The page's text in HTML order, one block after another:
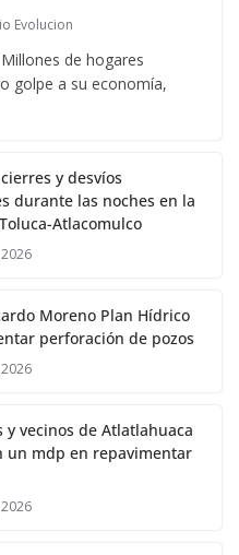
Evolucion
de hogares
golpe a su economía,
y desvíos
durante las noches en la
Atlacomulco
Moreno Plan Hídrico
perforación de pozos
y vecinos de Atlatlahuaca
un mdp en repavimentar